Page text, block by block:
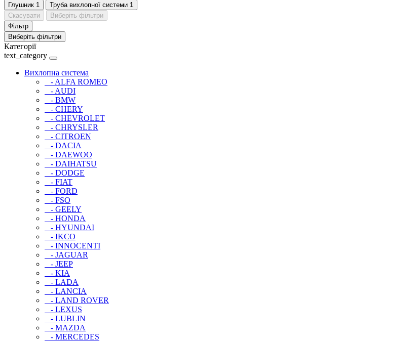
Глушник 1 Труба вихлопної системи 1
Скасувати
Виберіть фільтри
Фільтр
Виберіть фільтри
Категорії
text_category
Вихлопна система
- ALFA ROMEO
- AUDI
- BMW
- CHERY
- CHEVROLET
- CHRYSLER
- CITROEN
- DACIA
- DAEWOO
- DAIHATSU
- DODGE
- FIAT
- FORD
- FSO
- GEELY
- HONDA
- HYUNDAI
- IKCO
- INNOCENTI
- JAGUAR
- JEEP
- KIA
- LADA
- LANCIA
- LAND ROVER
- LEXUS
- LUBLIN
- MAZDA
- MERCEDES